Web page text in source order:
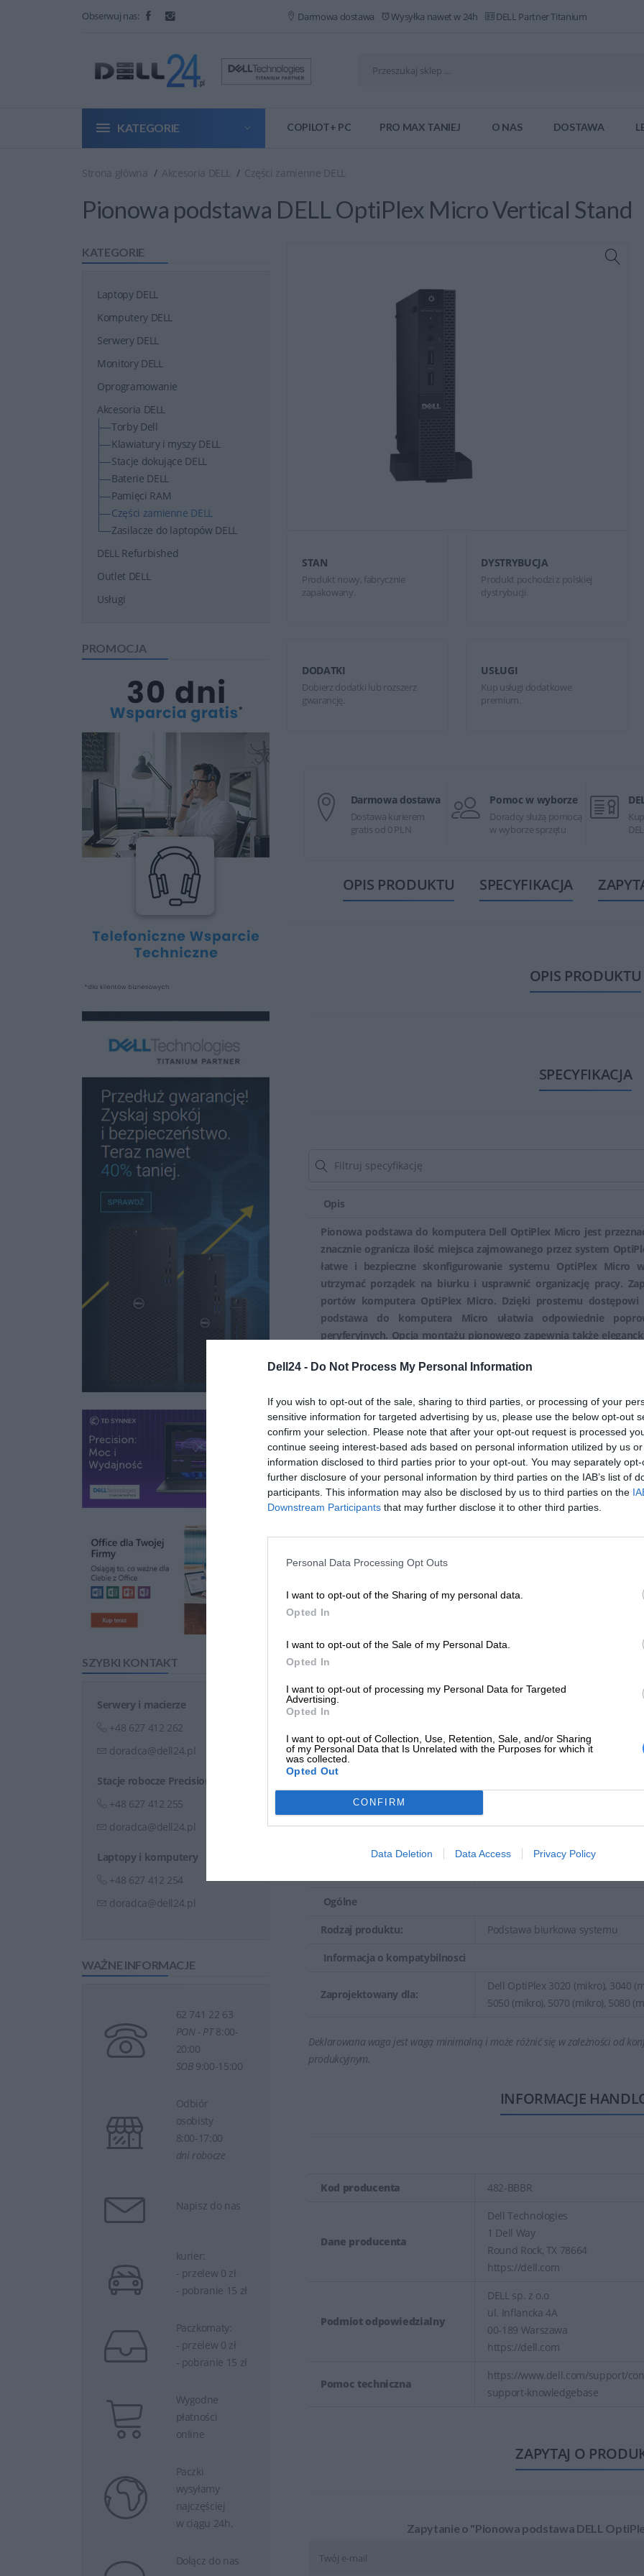
Dell24 - Do Not Process My Personal Information
If you wish to opt-out of the sale, sharing to third parties, or processing of your
sensitive information for targeted advertising by us, please use the below opt-out
confirm your selection. Please note that after your opt-out request is processed
continue seeing interest-based ads based on personal information utilized by us
information disclosed to third parties prior to your opt-out. You may separately
further disclosure of your personal information by third parties on the IAB’s list of
participants. This information may also be disclosed by us to third parties on the
Downstream Participants that may further disclose it to other third parties.
Personal Data Processing Opt Outs
I want to opt-out of the Sharing of my personal data.
Opted In
I want to opt-out of the Sale of my Personal Data.
Opted In
I want to opt-out of processing my Personal Data for Targeted
Advertising.
Opted In
I want to opt-out of Collection, Use, Retention, Sale, and/or Sharing
of my Personal Data that Is Unrelated with the Purposes for which it
was collected.
Opted Out
CONFIRM
Data Deletion Data Access Privacy Policy
Obserwuj nas: Darmowa dostawa Wysyłka nawet w 24h DELL Partner Titanium
KATEGORIE COPILOT+ PC PRO MAX TANIEJ O NAS DOSTAWA
Strona główna Akcesoria DELL Części zamienne DELL
Pionowa podstawa DELL OptiPlex Micro Vertical Stand
KATEGORIE
Laptopy DELL
Komputery DELL
Serwery DELL
Monitory DELL
Oprogramowanie
Akcesoria DELL
Torby Dell
Klawiatury i myszy DELL
Stacje dokujące DELL
Baterie DELL
Pamięci RAM
Części zamienne DELL
Zasilacze do laptopów DELL
DELL Refurbished
Outlet DELL
Usługi
PROMOCJA
SZYBKI KONTAKT
Serwery i macierze
+48 627 412 262
doradca@dell24.pl
Stacje robocze Precision
+48 627 412 255
doradca@dell24.pl
Laptopy i komputery
+48 627 412 254
doradca@dell24.pl
WAŻNE INFORMACJE
62 741 22 63
PON - PT8:00-
20:00
SOB9:00-15:00
Odbiór
osobisty
8:00-17:00
dni robocze
Napisz do nas
kurier:
- przelew 0 zł
- pobranie 15 zł
Paczkomaty:
- przelew 0 zł
- pobranie 15 zł
Wygodne
płatności
online
Paczki
wysyłamy
najczęściej
w ciągu 24h.
Dołącz do nas
STAN
Produkt nowy, fabrycznie
zapakowany.
DYSTRYBUCJA
Produkt pochodzi z polskiej
dystrybucji.
DODATKI
Dobierz dodatki lub rozszerz
gwarancję.
USŁUGI
Kup usługi dodatkowe
premium.
Darmowa dostawa
Dostawa kurierem
gratis od 0 PLN
Pomoc w wyborze
Doradcy służą pomocą
w wyborze sprzętu
OPIS PRODUKTU SPECYFIKACJA
OPIS PRODUKTU
SPECYFIKACJA
Opis
Pionowa podstawa do komputera Dell OptiPlex Micro jest
znacznie ogranicza ilość miejsca zajmowanego przez system
łatwe i bezpieczne skonfigurowanie systemu OptiPlex Micro
utrzymać porządek na biurku i usprawnić organizację pracy.
portów komputera OptiPlex Micro. Dzięki prostemu
podstawa do komputera Micro ułatwia odpowiednie
peryferyjnych. Opcja montażu pionowego zapewnia także
to potrzebne. Niewielkie, wygodne rozwiązanie
OptiPlex.
Najważniejsze punkty sprzedaży
Prosta, pionowa podstawa do komputerów OptiPlex
Pionowa podstawa do komputera Dell OptiPlex Micro
praktycznie dowolnym miejscu. Estetyczna, prosta podstawa
systemu OptiPlex Micro w pozycji pionowej.
Błyskawiczne zwiększenie ilości miejsca
Pionowa podstawa do komputera Micro została
przestrzeni - pozwala szybko zmniejszyć ilość miejsca
utrzymanie porządku na biurku i usprawnienie organizacji
elegancki wygląd w miejscach pracy, w których jest to potrzebne.
Poza oszczędnością miejsca pionowa podstawa zapewnia
systemu OptiPlex. Dzięki prostemu dostępowi do
komputera Micro ułatwia odpowiednie poprowadzenie kabli i
Doskonałe uzupełnienie systemów OptiPlex Micro
Pionowa podstawa do komputera Dell OptiPlex Micro
systemach OptiPlex Micro. Niewielkie, wygodne rozwiązanie
komputera OptiPlex.
Produkt:
Nazwa:
Dell OptiPlex Micro Vertical
3020, 3040, 3046, 3050, 3070,
5397063840205
Ogólne
Rodzaj produktu: Podstawa biurkowa systemu
Informacja o kompatybilnosci
Zaprojektowany dla:
Dell OptiPlex 3020 (mikro), 3040
5050 (mikro), 5070 (mikro), 5080
Deklarowana waga jest wagą minimalną i może różnić się w zależności od
produkcyjnym.
INFORMACJE
Kod producenta 482-BBBR
Dane producenta
Dell Technologies
1 Dell Way
Round Rock, TX 78664
https://dell.com
Podmiot odpowiedzialny
DELL sp. z o.o
ul. Inflancka 4A
00-189 Warszawa
https://dell.com
Pomoc techniczna
https://www.dell.com/support/
support-knowledgebase
ZAPYTAJ O
Zapytanie o "Pionowa podstawa DELL